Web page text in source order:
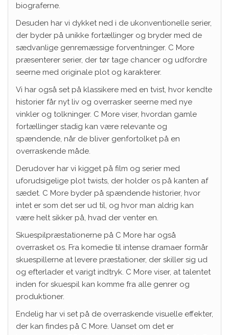
biograferne.
Desuden har vi dykket ned i de ukonventionelle serier,
der byder på unikke fortællinger og bryder med de
sædvanlige genremæssige forventninger. C More
præsenterer serier, der tør tage chancer og udfordre
seerne med originale plot og karakterer.
Vi har også set på klassikere med en tvist, hvor kendte
historier får nyt liv og overrasker seerne med nye
vinkler og tolkninger. C More viser, hvordan gamle
fortællinger stadig kan være relevante og
spændende, når de bliver genfortolket på en
overraskende måde.
Derudover har vi kigget på film og serier med
uforudsigelige plot twists, der holder os på kanten af
sædet. C More byder på spændende historier, hvor
intet er som det ser ud til, og hvor man aldrig kan
være helt sikker på, hvad der venter en.
Skuespilpræstationerne på C More har også
overrasket os. Fra komedie til intense dramaer formår
skuespillerne at levere præstationer, der skiller sig ud
og efterlader et varigt indtryk. C More viser, at talentet
inden for skuespil kan komme fra alle genrer og
produktioner.
Endelig har vi set på de overraskende visuelle effekter,
der kan findes på C More. Uanset om det er